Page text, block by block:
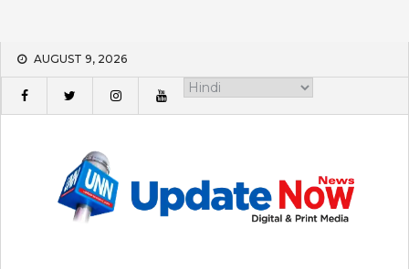
Skip
content
AUGUST 9, 2026